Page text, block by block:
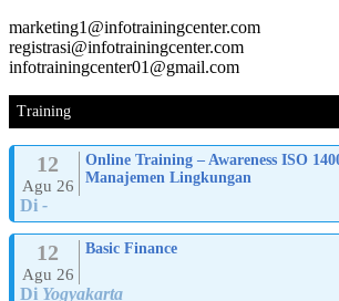
marketing1@infotrainingcenter.com
registrasi@infotrainingcenter.com
infotrainingcenter01@gmail.com
Training
12
Agu 26
Online Training – Awareness ISO
Manajemen Lingkungan
Di -
12
Agu 26
Basic Finance
Di Yogyakarta